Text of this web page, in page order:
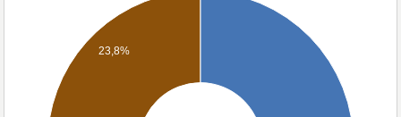
23,8%